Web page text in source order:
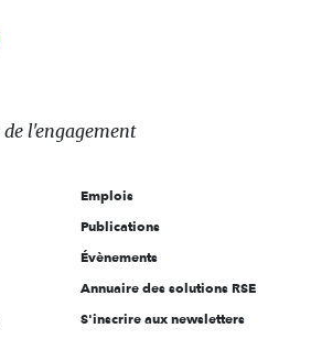
de l'engagement
Emplois
Publications
Évènements
Annuaire des solutions RSE
S'inscrire aux newsletters